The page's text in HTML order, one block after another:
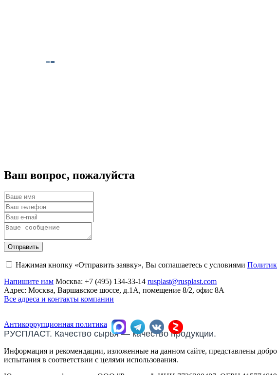
Ваш вопрос, пожалуйста
Отправить
Нажимая кнопку «Отправить заявку», Вы соглашаетесь с условиями
Напишите нам Москва: +7 (495) 134-33-14 rusplast@rusplast.com
Адрес: Москва, Варшавское шоссе, д.1А, помещение 8/2, офис 8А
Все адреса и контакты компании
Антикоррупционная политика
РУСПЛАСТ. Качество сырья — качество продукции.
Информация и рекомендации, изложенные на данном сайте, представлены
испытания в соответствии с целями использования.